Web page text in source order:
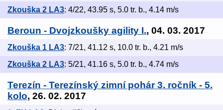
Zkouška 2 LA3: 4/22, 43.95 s, 5.0 tr. b., 4.14 m/s
Beroun - Dvojzkoušky agility I., 04. 03. 2017
Zkouška 1 LA3: 7/21, 41.12 s, 10.0 tr. b., 4.21 m/s
Zkouška 2 LA3: 5/21, 41.16 s, 5.0 tr. b., 4.74 m/s
Terezín - Terezínský zimní pohár 3. ročník - 5.
kolo, 26. 02. 2017